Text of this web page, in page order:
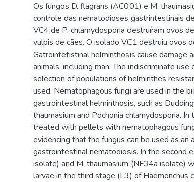
Os fungos D. flagrans (AC001) e M.
controle das nematodioses gastrintestinais
VC4 de P. chlamydosporia destruíram ovos
vulpis de cães. O isolado VC1 destruiu ovos
Gatrointetistinal helminthosis cause damage
animals, including man. The indiscriminate
selection of populations of helminthes
used. Nematophagous fungi are used in the
gastrointestinal helminthosis, such as
thaumasium and Pochonia chlamydosporia.
treated with pellets with nematophagous
evidencing that the fungus can be used as
gastrointestinal nematodiosis. In the second
isolate) and M. thaumasium (NF34a isolate)
larvae in the third stage (L3) of Haemonchus